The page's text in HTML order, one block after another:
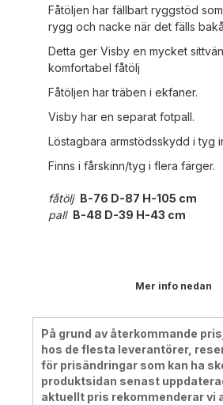
Fåtöljen har fällbart ryggstöd
rygg och nacke när det fälls
Detta ger Visby en mycket
komfortabel fåtölj
Fåtöljen har träben i ekfaner.
Visby har en separat fotpall.
Löstagbara armstödsskydd i tyg
Finns i fårskinn/tyg i flera färger.
fåtölj B-76 D-87 H-105 cm
pall B-48 D-39 H-43 cm
Mer info nedan
På grund av återkommande
hos de flesta leverantörer,
för prisändringar som kan ha
produktsidan senast
aktuellt pris rekommenderar vi